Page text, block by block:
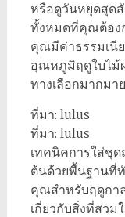
หรือดูวันหยุดสุด
ทั้งหมดที่คุณต้อง
คุณมีค่าธรรมเนี
อุณหภูมิฤดูใบไม้ผ
ทางเลือกมากม
ที่มา: lulus
ที่มา: lulus
เทคนิคการใส่ชุด
ต้นด้วยพื้นฐานที่
คุณสำหรับฤดูกา
เกี่ยวกับสิ่งที่สวม